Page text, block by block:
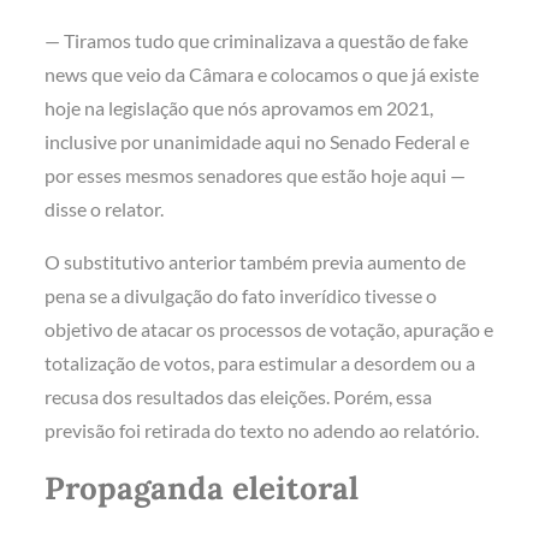
— Tiramos tudo que criminalizava a questão de fake
news que veio da Câmara e colocamos o que já existe
hoje na legislação que nós aprovamos em 2021,
inclusive por unanimidade aqui no Senado Federal e
por esses mesmos senadores que estão hoje aqui —
disse o relator.
O substitutivo anterior também previa aumento de
pena se a divulgação do fato inverídico tivesse o
objetivo de atacar os processos de votação, apuração e
totalização de votos, para estimular a desordem ou a
recusa dos resultados das eleições. Porém, essa
previsão foi retirada do texto no adendo ao relatório.
Propaganda eleitoral